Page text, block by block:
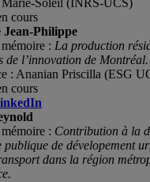
Soleil (INRS-UCS)
cours
Jean-Philippe
: La production
de l’innovation de Montréal.
: Ananian Priscilla (ESG
cours
: Contribution à la
publique de dévelopement
dans la région